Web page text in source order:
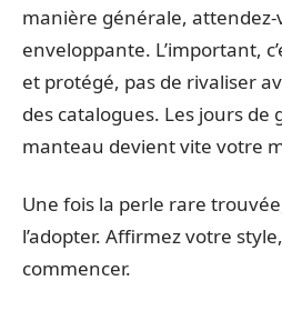
manière générale,
enveloppante. L’important,
et protégé, pas de rivaliser
des catalogues. Les jours de
manteau devient vite votre
Une fois la perle rare
l’adopter. Affirmez votre
commencer.